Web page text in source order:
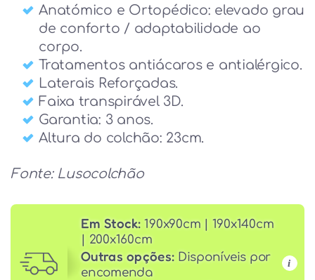
Anatómico e Ortopédico: elevado grau
de conforto / adaptabilidade ao
corpo.
Tratamentos antiácaros e antialérgico.
Laterais Reforçadas.
Faixa transpirável 3D.
Garantia: 3 anos.
Altura do colchão: 23cm.
Fonte: Lusocolchão
Em Stock: 190x90cm | 190x140cm
| 200x160cm
i
Outras opções: Disponíveis por
encomenda